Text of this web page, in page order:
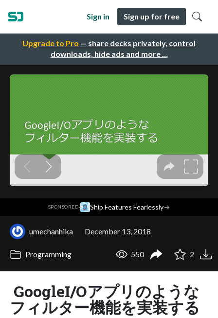
Upgrade to Pro — share decks privately, control
downloads, hide ads and more …
Sign in Sign up for free
SPONSORED· Ship Features Fearlessly→
umechanhika December 13, 2018
Programming 550 2
GoogleI/Oアプリのような
フィルター機能を実装する